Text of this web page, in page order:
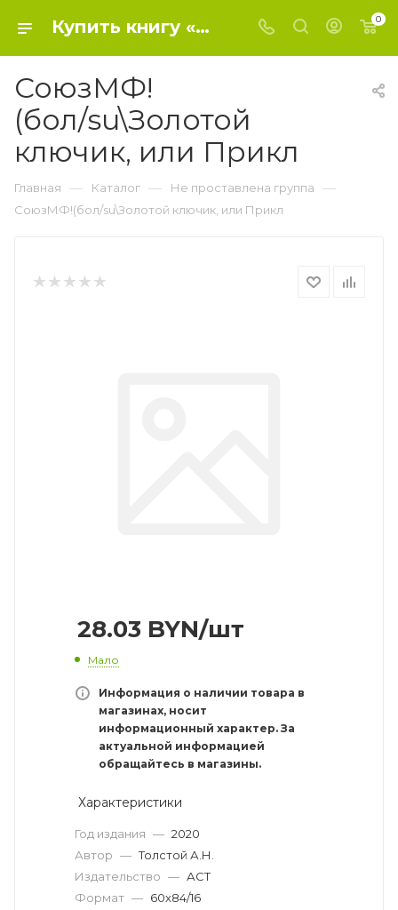
Купить книгу «СоюзМФ!(бол/su\Золотой ключик, или Прикл» 2020, Толстой А.Н. - Не проставлена группа 0
СоюзМФ!
(бол/su\Золотой
ключик, или Прикл
Главная — Каталог — Не проставлена группа —
СоюзМФ!(бол/su\Золотой ключик, или Прикл
28.03 BYN/шт
Мало
Информация о наличии товара в
магазинах, носит
информационный характер. За
актуальной информацией
обращайтесь в магазины.
Характеристики
Год издания — 2020
Автор — Толстой А.Н.
Издательство — АСТ
Формат — 60x84/16